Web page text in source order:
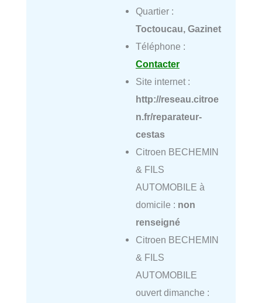
Quartier :
Toctoucau, Gazinet
Téléphone :
Contacter
Site internet :
http://reseau.citroe
n.fr/reparateur-
cestas
Citroen BECHEMIN
& FILS
AUTOMOBILE à
domicile : non
renseigné
Citroen BECHEMIN
& FILS
AUTOMOBILE
ouvert dimanche :